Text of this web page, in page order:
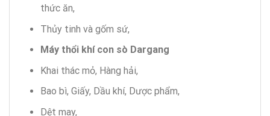
thức ăn,
Thủy tinh và gốm sứ,
Máy thổi khí con sò Dargang
Khai thác mỏ, Hàng hải,
Bao bì, Giấy, Dầu khí, Dược phẩm,
Dệt may,